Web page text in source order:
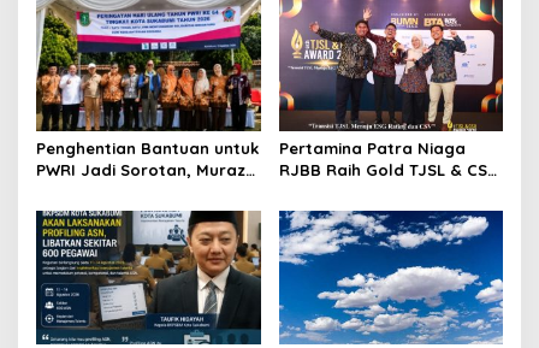
Penghentian Bantuan untuk
PWRI Jadi Sorotan, Muraz
Perhatian kepada
Pensiunan ASN
Pertamina Patra Niaga
RJBB Raih Gold TJSL & CSR
Jadi Peluang Ekonomi